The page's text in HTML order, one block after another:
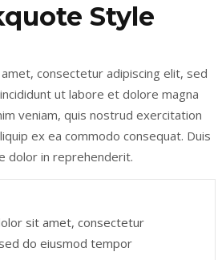
Style
consectetur adipiscing elit, sed
ut labore et dolore magna
veniam, quis nostrud exercitation
ex ea commodo consequat. Duis
dolor in reprehenderit.
sit amet, consectetur
do eiusmod tempor